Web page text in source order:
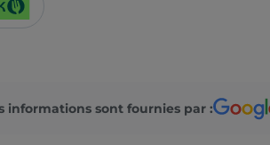
informations sont fournies par :